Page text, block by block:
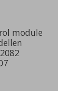
module